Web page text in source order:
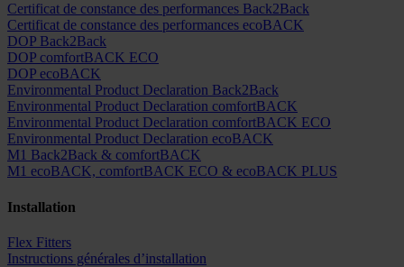
Certificat de constance des performances Back2Back
Certificat de constance des performances ecoBACK
DOP Back2Back
DOP comfortBACK ECO
DOP ecoBACK
Environmental Product Declaration Back2Back
Environmental Product Declaration comfortBACK
Environmental Product Declaration comfortBACK ECO
Environmental Product Declaration ecoBACK
M1 Back2Back & comfortBACK
M1 ecoBACK, comfortBACK ECO & ecoBACK PLUS
Installation
Flex Fitters
Instructions générales d’installation